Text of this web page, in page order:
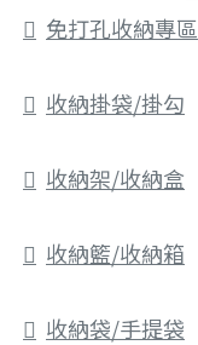
免打孔收納專區
收納掛袋/掛勾
收納架/收納盒
收納籃/收納箱
收納袋/手提袋